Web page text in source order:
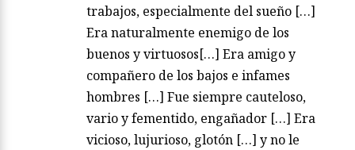
trabajos, especialmente del sueño […]
Era naturalmente enemigo de los
buenos y virtuosos[…] Era amigo y
compañero de los bajos e infames
hombres […] Fue siempre cauteloso,
vario y fementido, engañador […] Era
vicioso, lujurioso, glotón […] y no le